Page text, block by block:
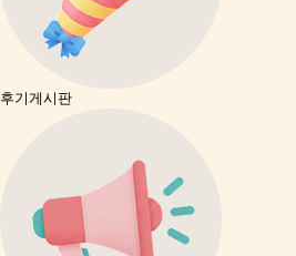
후기게시판